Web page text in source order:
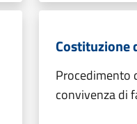
Costituzione
Procedimento
convivenza di